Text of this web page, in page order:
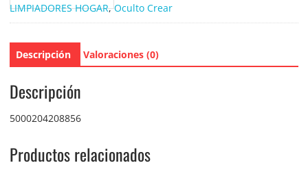
LIMPIADORES HOGAR,Oculto Crear
Descripción Valoraciones (0)
Descripción
5000204208856
Productos relacionados